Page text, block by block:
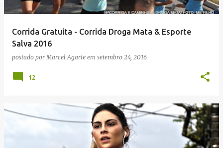
Corrida Gratuita - Corrida Droga Mata & Esporte
Salva 2016
postado porMarcel Agarie em setembro 24, 2016
12